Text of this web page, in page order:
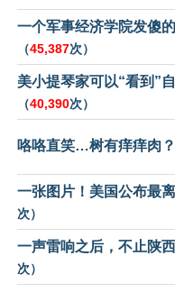
一个军事经济学院发傻
（45,387次）
美小提琴家可以“看到”
（40,390次）
咯咯直笑…树有痒痒肉？
一张图片！美国公布最
次）
一声雷响之后，不止陕
次）